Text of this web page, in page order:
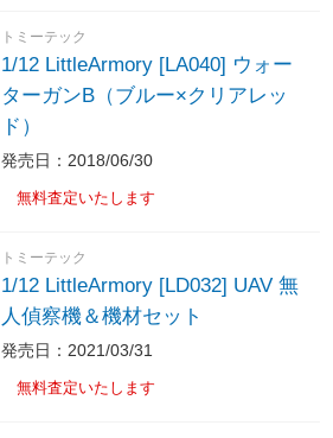
トミーテック
1/12 LittleArmory [LA040] ウォー
ターガンB（ブルー×クリアレッ
ド）
発売日：2018/06/30
無料査定いたします
トミーテック
1/12 LittleArmory [LD032] UAV 無
人偵察機＆機材セット
発売日：2021/03/31
無料査定いたします